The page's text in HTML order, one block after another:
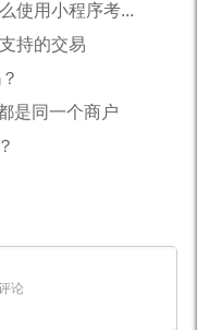
使用小程序考...
持的交易
是同一个商户
论